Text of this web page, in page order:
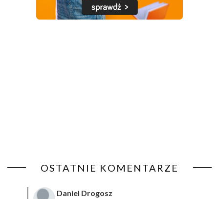
OSTATNIE KOMENTARZE
Daniel Drogosz